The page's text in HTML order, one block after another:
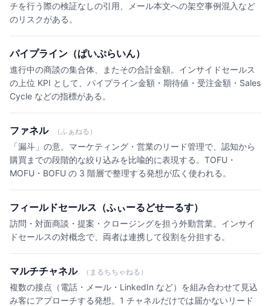
チを行う際の検証なしの引用、メール本文への架空事例混入など
のリスクがある。
パイプライン（ぱいぷらいん）
進行中の商談の集合体、またその合計金額。インサイドセールス
の上位 KPI として、パイプライン金額・期待値・受注金額・Sales
Cycle などの指標がある。
ファネル （ふぁねる）
「漏斗」の意。マーケティング・営業のリード管理で、認知から
購買までの段階的な絞り込みを比喩的に表現する。TOFU・
MOFU・BOFU の 3 階層で整理する発想が広く使われる。
フィールドセールス（ふぃーるどせーるす）
訪問・対面商談・提案・クロージングを担う外勤営業。インサイ
ドセールスの対概念で、両者は連携して役割を分担する。
マルチチャネル （まるちちゃねる）
複数の接点（電話・メール・LinkedIn など）を組み合わせて見込
み客にアプローチする発想。1 チャネルだけでは届かないリード